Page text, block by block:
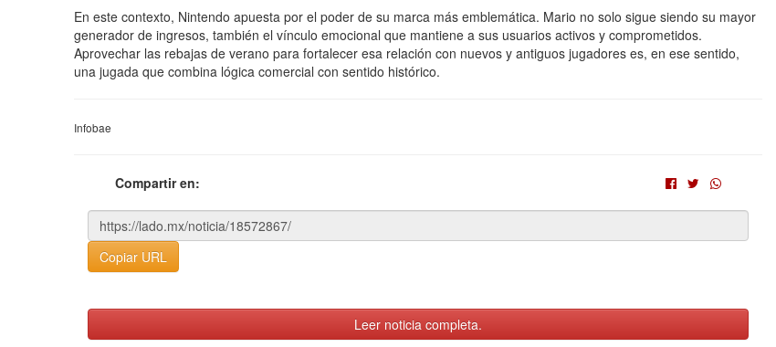
En este contexto, Nintendo apuesta por el poder de su marca más emblemática. Mario no solo sigue siendo su mayor
generador de ingresos, también el vínculo emocional que mantiene a sus usuarios activos y comprometidos.
Aprovechar las rebajas de verano para fortalecer esa relación con nuevos y antiguos jugadores es, en ese sentido,
una jugada que combina lógica comercial con sentido histórico.
Infobae
Compartir en:
Copiar URL
Leer noticia completa.